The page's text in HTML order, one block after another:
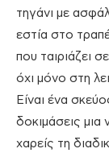
τηγάνι με
εστία στο
που ταιριάζει
όχι μόνο στη
Είναι ένα
δοκιμάσεις
χαρείς τη